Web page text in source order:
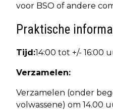
voor BSO of andere
Praktische
Tijd:14:00 tot +/- 16:00
Verzamelen:
Verzamelen (onder
volwassene) om 14.00